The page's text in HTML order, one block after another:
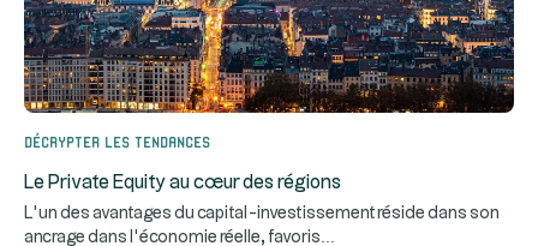
Décrypter les tendances
Le Private Equity au cœur des régions
L’un des avantages du capital-investissement réside dans son
ancrage dans l’économie réelle, favoris